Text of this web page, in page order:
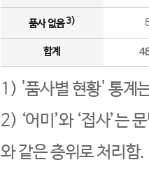
품사 없음3)
합계
1) '품사별 현황' 통계
2) ‘어미’와 ‘접사’는
와 같은 층위로 처리함.